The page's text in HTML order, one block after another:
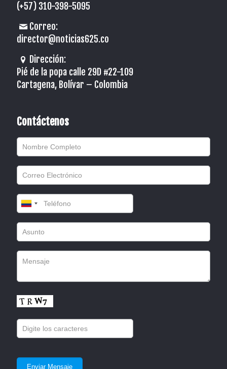
(+57) 310-398-5095
Correo:
director@noticias625.co
Dirección:
Pié de la popa calle 29D #22-109
Cartagena, Bolívar – Colombia
Contáctenos